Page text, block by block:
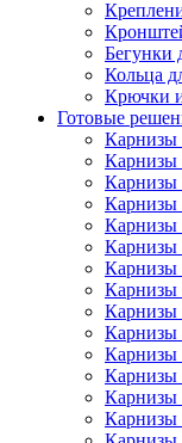
Бегунки
Кольца
Крючки
Готовые
Карнизы
Карнизы
Карнизы
Карнизы
Карнизы
Карнизы
Карнизы
Карнизы
Карнизы
Карнизы